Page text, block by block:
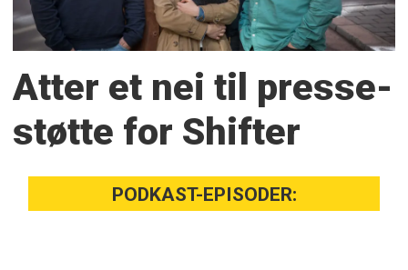
Atter et nei til presse­
støtte for Shifter
PODKAST-EPISODER: